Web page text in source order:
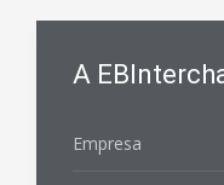
A
Empresa